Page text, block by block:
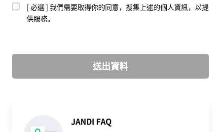
[ 必選 ] 我們需要取得你的同意，搜集上述的個人資訊，以提
供服務。
送出資料
JANDI FAQ